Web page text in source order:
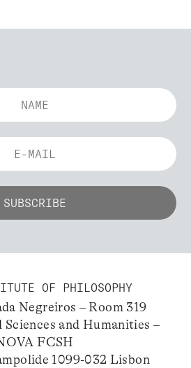
OF PHILOSOPHY
Negreiros – Room 319
Sciences and Humanities –
FCSH
1099-032 Lisbon